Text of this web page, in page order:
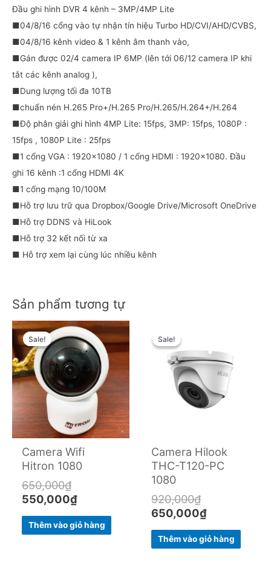
Đầu ghi hình DVR 4 kênh – 3MP/4MP Lite
■04/8/16 cổng vào tự nhận tín hiệu Turbo HD/CVI/AHD/CVBS,
■04/8/16 kênh video & 1 kênh âm thanh vào,
■Gán được 02/4 camera IP 6MP (lên tới 06/12 camera IP khi
tắt các kênh analog ),
■Dung lượng tối đa 10TB
■chuẩn nén H.265 Pro+/H.265 Pro/H.265/H.264+/H.264
■Độ phân giải ghi hình 4MP Lite: 15fps, 3MP: 15fps, 1080P :
15fps , 1080P Lite : 25fps
■1 cổng VGA : 1920×1080 / 1 cổng HDMI : 1920×1080. Đầu
ghi 16 kênh :1 cổng HDMI 4K
■1 cổng mạng 10/100M
■Hỗ trợ lưu trữ qua Dropbox/Google Drive/Microsoft OneDrive
■Hỗ trợ DDNS và HiLook
■Hỗ trợ 32 kết nối từ xa
■ Hỗ trợ xem lại cùng lúc nhiều kênh
Sản phẩm tương tự
Sale!
Sale!
Camera Wifi
Hitron 1080
650,000₫
Original
price
was:
650,000₫.
550,000₫
Current
price
is:
550,000₫.
Thêm vào giỏ hàng
Sale!
Sale!
Camera Hilook
THC-T120-PC
1080
920,000₫
was:
920,000₫.
650,000₫
is:
650,000₫.
Thêm vào giỏ hàng